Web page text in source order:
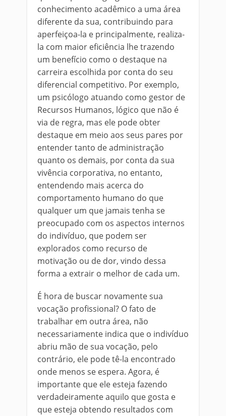
conhecimento acadêmico a uma área
diferente da sua, contribuindo para
aperfeiçoa-la e principalmente, realiza-
la com maior eficiência lhe trazendo
um benefício como o destaque na
carreira escolhida por conta do seu
diferencial competitivo. Por exemplo,
um psicólogo atuando como gestor de
Recursos Humanos, lógico que não é
via de regra, mas ele pode obter
destaque em meio aos seus pares por
entender tanto de administração
quanto os demais, por conta da sua
vivência corporativa, no entanto,
entendendo mais acerca do
comportamento humano do que
qualquer um que jamais tenha se
preocupado com os aspectos internos
do indivíduo, que podem ser
explorados como recurso de
motivação ou de dor, vindo dessa
forma a extrair o melhor de cada um.
É hora de buscar novamente sua
vocação profissional? O fato de
trabalhar em outra área, não
necessariamente indica que o indivíduo
abriu mão de sua vocação, pelo
contrário, ele pode tê-la encontrado
onde menos se espera. Agora, é
importante que ele esteja fazendo
verdadeiramente aquilo que gosta e
que esteja obtendo resultados com